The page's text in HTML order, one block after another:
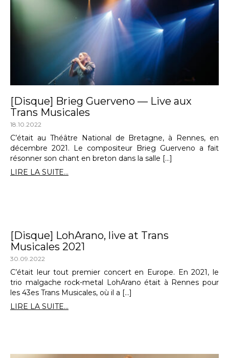
[Disque] Brieg Guerveno — Live aux
Trans Musicales
18.10.2022
C’était au Théâtre National de Bretagne, à Rennes, en
décembre 2021. Le compositeur Brieg Guerveno a fait
résonner son chant en breton dans la salle […]
LIRE LA SUITE...
[Disque] LohArano, live at Trans
Musicales 2021
30.09.2022
C’était leur tout premier concert en Europe. En 2021, le
trio malgache rock-metal LohArano était à Rennes pour
les 43es Trans Musicales, où il a […]
LIRE LA SUITE...